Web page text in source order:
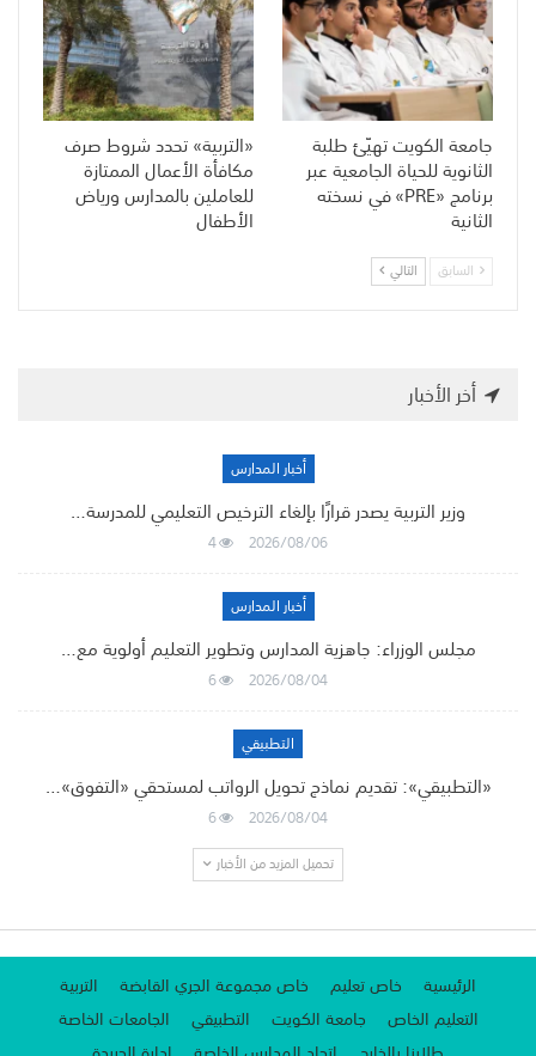
جامعة الكويت تهيّئ طلبة
الثانوية للحياة الجامعية عبر
برنامج «PRE» في نسخته
الثانية
«التربية» تحدد شروط صرف
مكافأة الأعمال الممتازة
للعاملين بالمدارس ورياض
الأطفال
السابق التالي
أخر الأخبار
أخبار المدارس
وزير التربية يصدر قرارًا بإلغاء الترخيص التعليمي للمدرسة…
2026/08/06
4
أخبار المدارس
مجلس الوزراء: جاهزية المدارس وتطوير التعليم أولوية مع…
2026/08/04
6
التطبيقي
«التطبيقي»: تقديم نماذج تحويل الرواتب لمستحقي «التفوق»…
2026/08/04
6
تحميل المزيد من الأخبار
الرئيسية خاص تعليم خاص مجموعة الجري القابضة
التربية
التعليم الخاص
جامعة الكويت التطبيقي
الجامعات الخاصة